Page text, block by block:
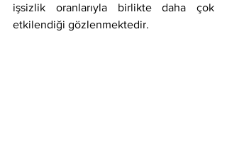
işsizlik oranlarıyla birlikte daha çok
etkilendiği gözlenmektedir.